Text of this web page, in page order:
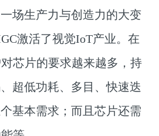
场生产力与创造力的大变
激活了视觉IoT产业。在
芯片的要求越来越多，持
超低功耗、多目、快速迭
基本需求；而且芯片还需